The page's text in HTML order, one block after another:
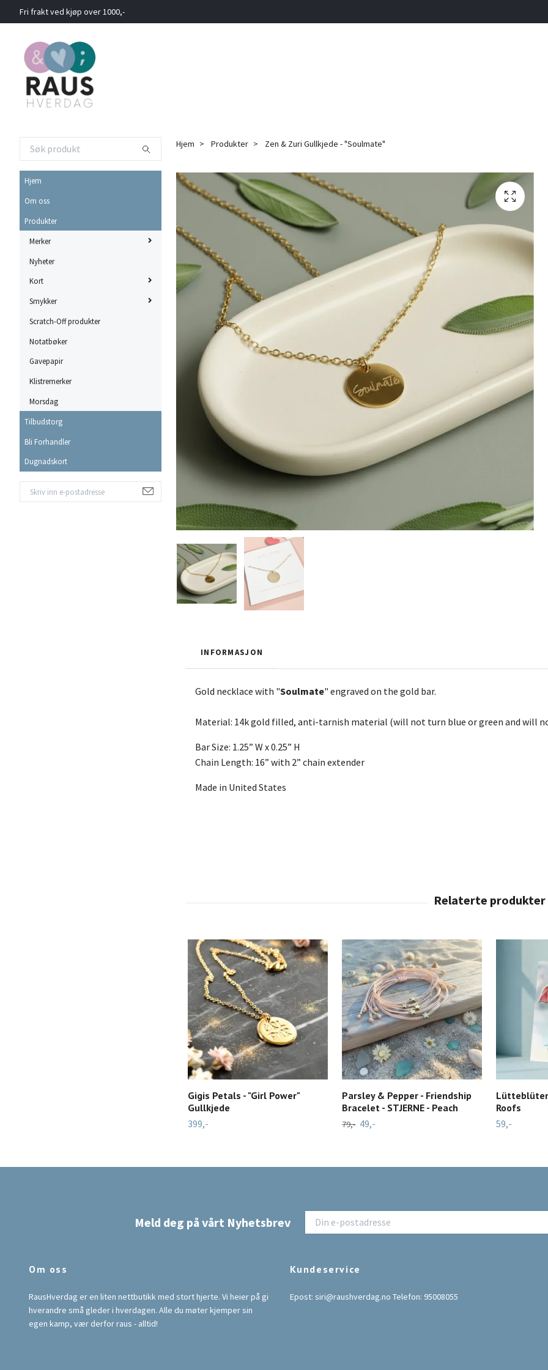
Fri frakt ved kjøp over 1000,-
Hjem
Om oss
Produkter
Merker
Nyheter
Kort
Smykker
Scratch-Off produkter
Notatbøker
Gavepapir
Klistremerker
Morsdag
Tilbudstorg
Bli Forhandler
Dugnadskort
Hjem Produkter Zen & Zuri Gullkjede - "Soulmate"
INFORMASJON
Gold necklace with "Soulmate" engraved on the gold bar.
Material: 14k gold filled, anti-tarnish material (will not turn blue or green and will
Bar Size: 1.25” W x 0.25” H
Chain Length: 16” with 2” chain extender
Made in United States
Gigis Petals - "Girl Power"
Gullkjede
399,-
Parsley & Pepper - Friendship
Bracelet - STJERNE - Peach
79,- 49,-
Roofs
59,-
Meld deg på vårt Nyhetsbrev
Om oss
RausHverdag er en liten nettbutikk med stort hjerte. Vi heier på gi
hverandre små gleder i hverdagen. Alle du møter kjemper sin
egen kamp, vær derfor raus - alltid!
Kundeservice
Epost: siri@raushverdag.no Telefon: 95008055